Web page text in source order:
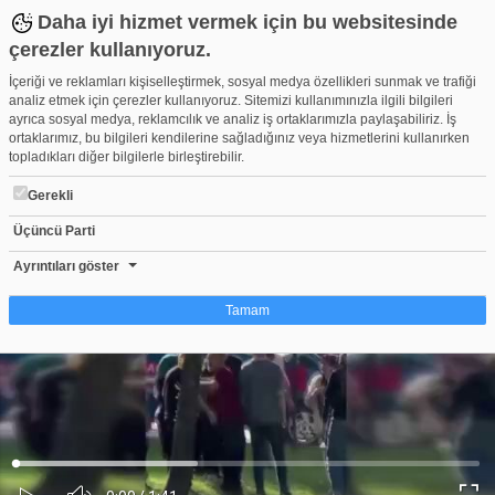
Daha iyi hizmet vermek için bu websitesinde
çerezler kullanıyoruz.
İçeriği ve reklamları kişiselleştirmek, sosyal medya özellikleri sunmak ve trafiği
analiz etmek için çerezler kullanıyoruz. Sitemizi kullanımınızla ilgili bilgileri
ayrıca sosyal medya, reklamcılık ve analiz iş ortaklarımızla paylaşabiliriz. İş
ortaklarımız, bu bilgileri kendilerine sağladığınız veya hizmetlerini kullanırken
topladıkları diğer bilgilerle birleştirebilir.
Gerekli
Üçüncü Parti
Ayrıntıları göster
Tamam
Çerez nedir?
Çerezler, web-sitelerinin, kullanıcıların deneyimlerini daha verimli hale getirmek
amacıyla kullandığı küçük metin dosyalarıdır. Yasalara göre, bu sitenin
işletilmesi için kesinlikle gerekli olan çerezleri cihazınıza yerleştirebiliyoruz.
Diğer çerez türleri için sizden izin almamız gerekiyor. Bu site farklı çerez türleri
kullanmaktadır. Bazı çerezler, sayfalarımızda yer alan üçüncü şahıs hizmetleri
tarafından yerleştirilir. İzniniz şu alanlar için geçerlidir: web.tv
Ses
Yüklendi:
0%
Yükleniyor:
0%
Bursa'da piknik alanında masa kavgası! Satırlar, sopalar havada